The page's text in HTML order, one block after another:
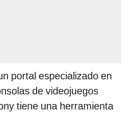
portal especializado en
de videojuegos
tiene una herramienta